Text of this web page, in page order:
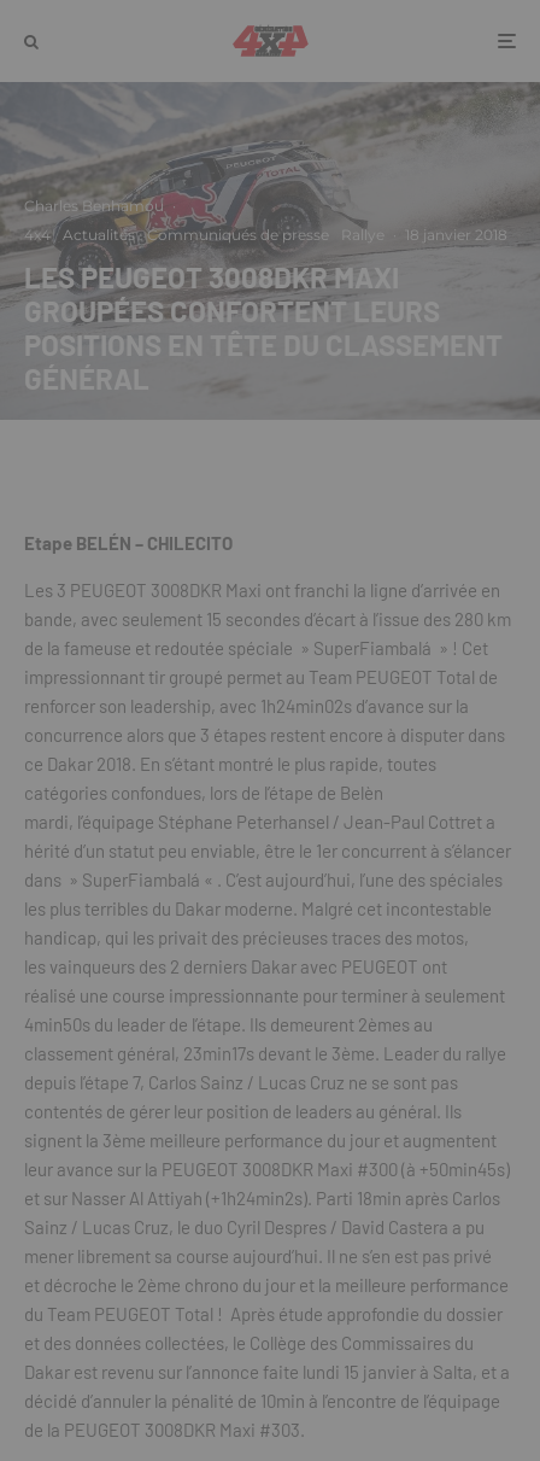
Charles Benhamou
·
4x4
Actualités Communiqués de presse Rallye · 18 janvier 2018
LES PEUGEOT 3008DKR MAXI
GROUPÉES CONFORTENT LEURS
POSITIONS EN TÊTE DU CLASSEMENT
GÉNÉRAL
Etape BELÉN – CHILECITO
Les 3 PEUGEOT 3008DKR Maxi ont franchi la ligne d’arrivée en
bande, avec seulement 15 secondes d’écart à l’issue des 280 km
de la fameuse et redoutée spéciale » SuperFiambalá » ! Cet
impressionnant tir groupé permet au Team PEUGEOT Total de
renforcer son leadership, avec 1h24min02s d’avance sur la
concurrence alors que 3 étapes restent encore à disputer dans
ce Dakar 2018. En s’étant montré le plus rapide, toutes
catégories confondues, lors de l’étape de Belèn
mardi, l’équipage Stéphane Peterhansel / Jean-Paul Cottret a
hérité d’un statut peu enviable, être le 1er concurrent à s’élancer
dans » SuperFiambalá « . C’est aujourd’hui, l’une des spéciales
les plus terribles du Dakar moderne. Malgré cet incontestable
handicap, qui les privait des précieuses traces des motos,
les vainqueurs des 2 derniers Dakar avec PEUGEOT ont
réalisé une course impressionnante pour terminer à seulement
4min50s du leader de l’étape. Ils demeurent 2èmes au
classement général, 23min17s devant le 3ème. Leader du rallye
depuis l’étape 7, Carlos Sainz / Lucas Cruz ne se sont pas
contentés de gérer leur position de leaders au général. Ils
signent la 3ème meilleure performance du jour et augmentent
leur avance sur la PEUGEOT 3008DKR Maxi #300 (à +50min45s)
et sur Nasser Al Attiyah (+1h24min2s). Parti 18min après Carlos
Sainz / Lucas Cruz, le duo Cyril Despres / David Castera a pu
mener librement sa course aujourd’hui. Il ne s’en est pas privé
et décroche le 2ème chrono du jour et la meilleure performance
du Team PEUGEOT Total ! Après étude approfondie du dossier
et des données collectées, le Collège des Commissaires du
Dakar est revenu sur l’annonce faite lundi 15 janvier à Salta, et a
décidé d’annuler la pénalité de 10min à l’encontre de l’équipage
de la PEUGEOT 3008DKR Maxi #303.